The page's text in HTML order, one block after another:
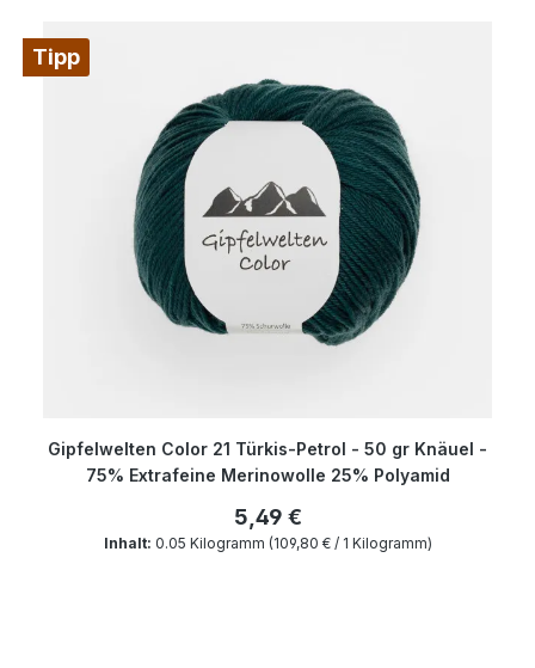
Tipp
Gipfelwelten Color 21 Türkis-Petrol - 50 gr Knäuel -
75% Extrafeine Merinowolle 25% Polyamid
5,49 €
Inhalt: 0.05 Kilogramm (109,80 € / 1 Kilogramm)